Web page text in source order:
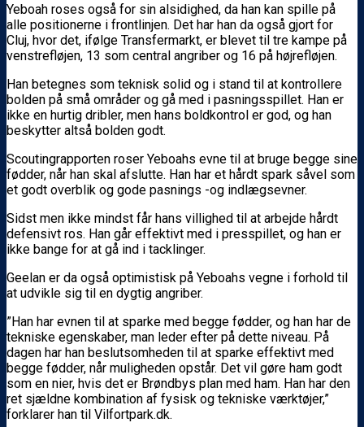
Yeboah roses også for sin alsidighed, da han kan spille på
alle positionerne i frontlinjen. Det har han da også gjort for
Cluj, hvor det, ifølge Transfermarkt, er blevet til tre kampe på
venstrefløjen, 13 som central angriber og 16 på højrefløjen.
Han betegnes som teknisk solid og i stand til at kontrollere
bolden på små områder og gå med i pasningsspillet. Han er
ikke en hurtig dribler, men hans boldkontrol er god, og han
beskytter altså bolden godt.
Scoutingrapporten roser Yeboahs evne til at bruge begge sine
fødder, når han skal afslutte. Han har et hårdt spark såvel som
et godt overblik og gode pasnings -og indlægsevner.
Sidst men ikke mindst får hans villighed til at arbejde hårdt
defensivt ros. Han går effektivt med i presspillet, og han er
ikke bange for at gå ind i tacklinger.
Geelan er da også optimistisk på Yeboahs vegne i forhold til
at udvikle sig til en dygtig angriber.
”Han har evnen til at sparke med begge fødder, og han har de
tekniske egenskaber, man leder efter på dette niveau. På
dagen har han beslutsomheden til at sparke effektivt med
begge fødder, når muligheden opstår. Det vil gøre ham godt
som en nier, hvis det er Brøndbys plan med ham. Han har den
ret sjældne kombination af fysisk og tekniske værktøjer,”
forklarer han til Vilfortpark.dk.